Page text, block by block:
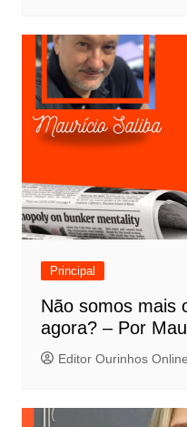
Principal
Não somos mais
agora? – Por
Editor Ourinhos Online